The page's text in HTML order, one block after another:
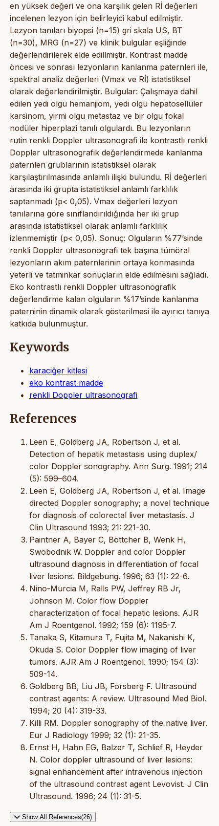
en yüksek değeri ve ona karşılık gelen Rİ değerleri
incelenen lezyon için belirleyici kabul edilmiştir.
Lezyon tanıları biyopsi (n=15) gri skala US, BT
(n=30), MRG (n=27) ve klinik bulgular eşliğinde
değerlendirilerek elde edillmiştir. Kontrast madde
öncesi ve sonrası lezyonların kanlanma paternleri ile,
spektral analiz değerleri (Vmax ve Rİ) istatistiksel
olarak değerlendirilmiştir. Bulgular: Çalışmaya dahil
edilen yedi olgu hemanjiom, yedi olgu hepatosellüler
karsinom, yirmi olgu metastaz ve bir olgu fokal
nodüler hiperplazi tanılı olgulardı. Bu lezyonların
rutin renkli Doppler ultrasonografi ile kontrastlı renkli
Doppler ultrasonografik değerlendirmede kanlanma
paternleri grublarının istatistiksel olarak
karşılaştırılmasında anlamlı ilişki bulundu. Rİ değerleri
arasında iki grupta istatistiksel anlamlı farklılık
saptanmadı (p< 0,05). Vmax değerleri lezyon
tanılarına göre sınıflandırıldığında her iki grup
arasında istatistiksel olarak anlamlı farklılık
izlenmemiştir (p< 0,05). Sonuç: Olguların %77’sinde
renkli Doppler ultrasonografi tek başına tümöral
lezyonların akım paternlerinin ortaya konmasında
yeterli ve tatminkar sonuçların elde edilmesini sağladı.
Eko kontrastlı renkli Doppler ultrasonografik
değerlendirme kalan olguların %17’sinde kanlanma
paterninin dinamik olarak gösterilmesi ile ayırıcı tanıya
katkıda bulunmuştur.
Keywords
karaciğer kitlesi
eko kontrast madde
renkli Doppler ultrasonografi
References
Leen E, Goldberg JA, Robertson J, et al.
Detection of hepatik metastasis using duplex/
color Doppler sonography. Ann Surg. 1991; 214
(5): 599–604.
Leen E, Goldberg JA, Robertson J, et al. Image
directed Doppler sonography; a novel technique
for diagnosis of colorectal liver metastasis. J
Clin Ultrasound 1993; 21: 221-30.
Paintner A, Bayer C, Böttcher B, Wenk H,
Swobodnik W. Doppler and color Doppler
ultrasound diagnosis in differentiation of focal
liver lesions. Bildgebung. 1996; 63 (1): 22-6.
Nino-Murcia M, Ralls PW, Jeffrey RB Jr,
Johnson M. Color flow Doppler
characterization of focal hepatic lesions. AJR
Am J Roentgenol. 1992; 159 (6): 1195-7.
Tanaka S, Kitamura T, Fujita M, Nakanishi K,
Okuda S. Color Doppler flow imaging of liver
tumors. AJR Am J Roentgenol. 1990; 154 (3):
509-14.
Goldberg BB, Liu JB, Forsberg F. Ultrasound
contrast agents: A review. Ultrasound Med Biol.
1994; 20 (4): 319-33.
Killi RM. Doppler sonography of the native liver.
Eur J Radiology 1999; 32 (1): 21-35.
Ernst H, Hahn EG, Balzer T, Schlief R, Heyder
N. Color doppler ultrasound of liver lesions:
signal enhancement after intravenous injection
of the ultrasound contrast agent Levovist. J Clin
Ultrasound. 1996; 24 (1): 31-5.
Show All References(26)